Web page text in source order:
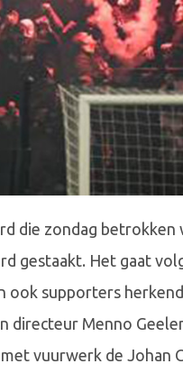
die zondag betrokken
gestaakt. Het gaat
ook supporters
directeur Menno
vuurwerk de Johan